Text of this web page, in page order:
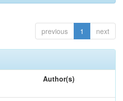
previous 1 next
Author(s)